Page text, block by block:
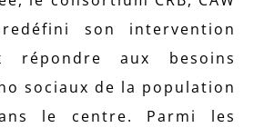
son intervention
répondre aux besoins
sociaux de la population
le centre. Parmi les